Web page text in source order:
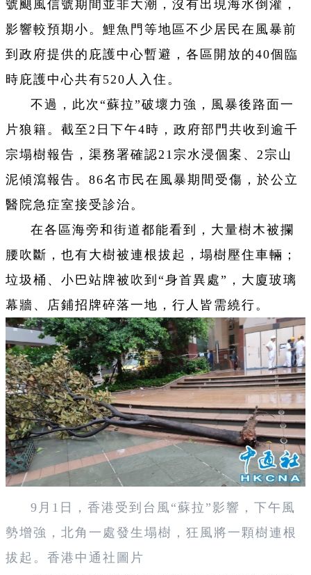
號颶風信號期間並非大潮，沒有出現海水倒灌，
影響較預期小。鯉魚門等地區不少居民在風暴前
到政府提供的庇護中心暫避，各區開放的40個臨
時庇護中心共有520人入住。
不過，此次“蘇拉”破壞力強，風暴後路面一
片狼籍。截至2日下午4時，政府部門共收到逾千
宗塌樹報告，渠務署確認21宗水浸個案、2宗山
泥傾瀉報告。86名市民在風暴期間受傷，於公立
醫院急症室接受診治。
在各區海旁和街道都能看到，大量樹木被攔
腰吹斷，也有大樹被連根拔起，塌樹壓住車輛；
垃圾桶、小巴站牌被吹到“身首異處”，大廈玻璃
幕牆、店鋪招牌碎落一地，行人皆需繞行。
9月1日，香港受到台風“蘇拉”影響，下午風
勢增強，北角一處發生塌樹，狂風將一顆樹連根
拔起。香港中通社圖片